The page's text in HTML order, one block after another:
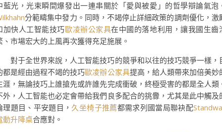
藍光，光束瞬間爆發出一連串關於「愛與被愛」的哲學辯論氣泡
分範疇集中發力。同時，不竭停止詳細政策的調劑優化，激
加快人工智能技巧歐凌辦公家具在中國的落地利用，讓我國生齒
、市場宏大的上風再次獲得充足施展。
對于全世界來說，人工智能技巧的競爭和以往的技巧競爭一樣，
都是經由過程不竭的技巧歐凌辦公家具提高，給人類帶來加倍美妙
涯，無論技巧上誰搶先或許誰先完成衝破，終極受害的都是全人類
外，人工智能也必定會帶給我們良多配合的挑釁，尤其是此中觸及
理題目、平安題目，久坐椅子推薦都需求列國當局聯袂配
動升降桌合應對。